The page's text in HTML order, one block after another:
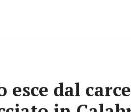
esce dal